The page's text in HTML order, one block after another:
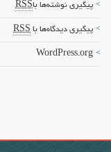
پیگیری نوشته‌ها باRSS
پیگیری دیدگاه‌ها با RSS
WordPress.org